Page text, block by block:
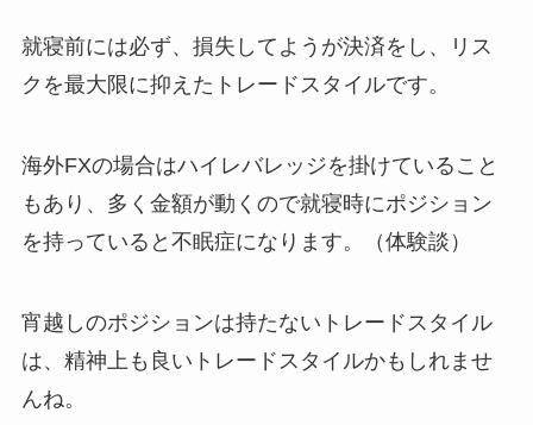
就寝前には必ず、損失してようが決済をし、リス
クを最大限に抑えたトレードスタイルです。
海外FXの場合はハイレバレッジを掛けていること
もあり、多く金額が動くので就寝時にポジション
を持っていると不眠症になります。（体験談）
宵越しのポジションは持たないトレードスタイル
は、精神上も良いトレードスタイルかもしれませ
んね。